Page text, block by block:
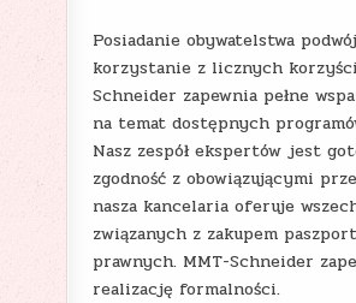
Posiadanie obywatelstwa
korzystanie z licznych
Schneider zapewnia pełne
na temat dostępnych
Nasz zespół ekspertów jest
zgodność z obowiązującymi
nasza kancelaria oferuje
związanych z zakupem
prawnych. MMT-Schneider
realizację formalności.